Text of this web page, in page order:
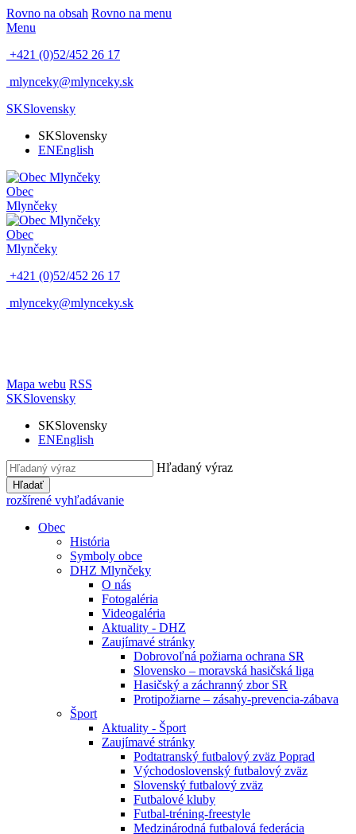
Rovno na obsah Rovno na menu
Menu
+421 (0)52/452 26 17
mlynceky@mlynceky.sk
SKSlovensky
SKSlovensky
ENEnglish
Obec
Mlynčeky
Obec
Mlynčeky
+421 (0)52/452 26 17
mlynceky@mlynceky.sk
Mapa webu RSS
SKSlovensky
SKSlovensky
ENEnglish
Hľadaný výraz
Hľadať
rozšírené vyhľadávanie
Obec
História
Symboly obce
DHZ Mlynčeky
O nás
Fotogaléria
Videogaléria
Aktuality - DHZ
Zaujímavé stránky
Dobrovoľná požiarna ochrana SR
Slovensko – moravská hasičská liga
Hasičský a záchranný zbor SR
Protipožiarne – zásahy-prevencia-zábava
Šport
Aktuality - Šport
Zaujímavé stránky
Podtatranský futbalový zväz Poprad
Východoslovenský futbalový zväz
Slovenský futbalový zväz
Futbalové kluby
Futbal-tréning-freestyle
Medzinárodná futbalová federácia